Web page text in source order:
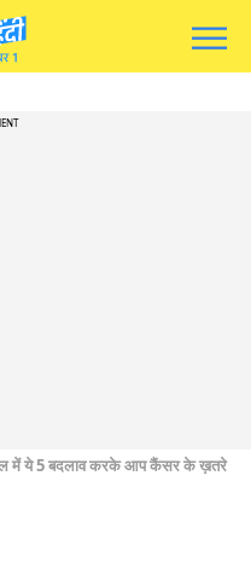
में ये 5 बदलाव करके आप कैंसर के ख़तरे